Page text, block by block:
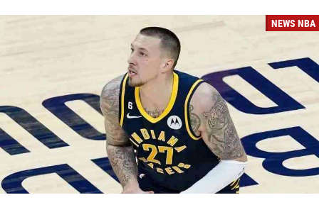
NEWS NBA